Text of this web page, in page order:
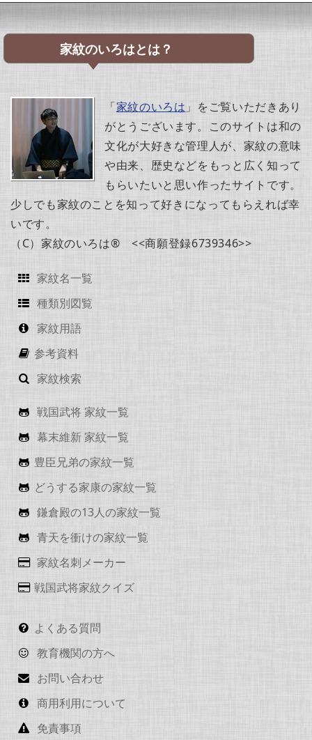
家紋のいろはとは？
「家紋のいろは 」をご覧いただきあり
がとうございます。このサイトは和の
文化が大好きな管理人が、家紋の意味
や由来、歴史などをもっと広く知って
もらいたいと思い作ったサイトです。
少しでも家紋のことを知って好きになってもらえれば幸
いです。
（C）家紋のいろは® <<商願登録6739346>>
家紋名一覧
種類別図覧
家紋用語
参考資料
家紋検索
戦国武将 家紋一覧
幕末維新 家紋一覧
豊臣兄弟の家紋一覧
どうする家康の家紋一覧
鎌倉殿の13人の家紋一覧
青天を衝けの家紋一覧
家紋名刺メーカー
戦国武将家紋クイズ
よくある質問
教育機関の方へ
お問い合わせ
商用利用について
免責事項